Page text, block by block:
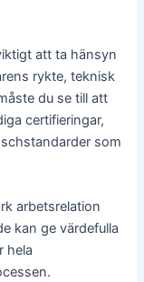
att ta hänsyn
rykte, teknisk
du se till att
certifieringar,
som
arbetsrelation
kan ge värdefulla
hela